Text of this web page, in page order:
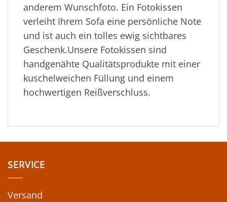
anderem Wunschfoto. Ein Fotokissen
verleiht Ihrem Sofa eine persönliche Note
und ist auch ein tolles ewig sichtbares
Geschenk.Unsere Fotokissen sind
handgenähte Qualitätsprodukte mit einer
kuschelweichen Füllung und einem
hochwertigen Reißverschluss.
SERVICE
Versand